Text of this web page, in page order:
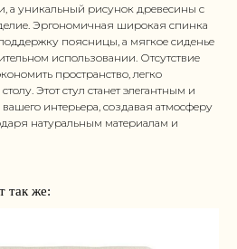
а уникальный рисунок древесины с
Эргономичная широкая спинка
поясницы, а мягкое сиденье
использовании. Отсутствие
пространство, легко
Этот стул станет элегантным и
интерьера, создавая атмосферу
натуральным материалам и
так же: